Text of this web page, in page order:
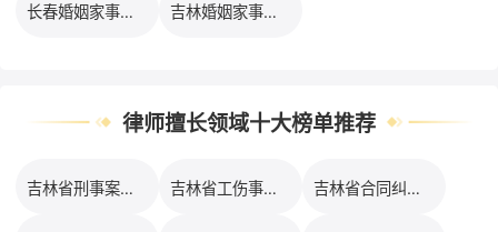
长春婚姻家事律师服务之星排行榜 吉林婚姻家事律师服务之星排行榜
律师擅长领域十大榜单推荐
吉林省刑事案件律师服务之星排行榜 吉林省工伤事故律师服务之星排行榜 吉林省合同纠纷律师服务之星排行榜